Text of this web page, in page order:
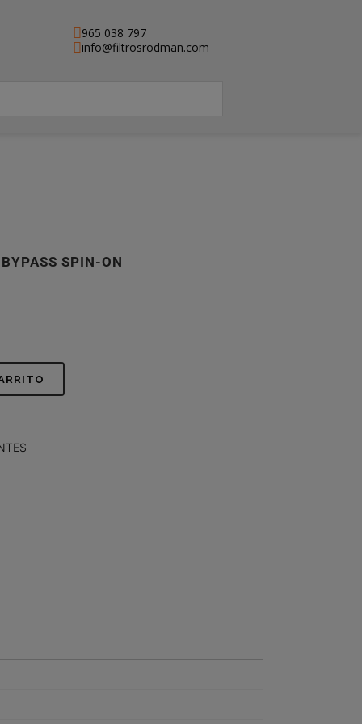
965 038 797
info@filtrosrodman.com
SPIN-ON